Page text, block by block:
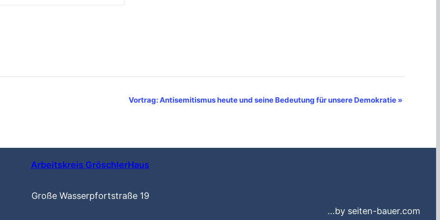
Vortrag: Antisemitismus heute und seine Bedeutung für unsere Demokratie »
Arbeitskreis GröschlerHaus
Große Wasserpfortstraße 19
…by seiten-bauer.com